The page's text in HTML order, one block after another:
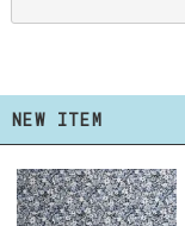
NEW ITEM